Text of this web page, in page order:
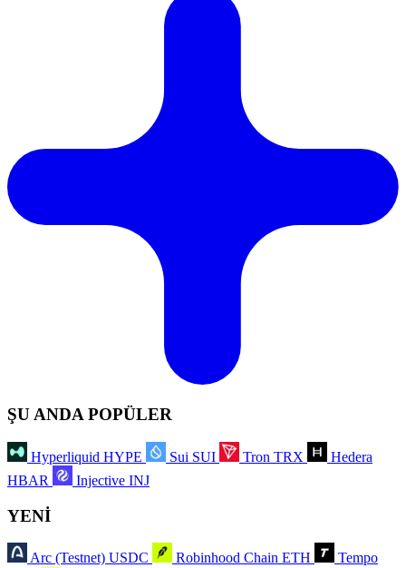
ŞU ANDA POPÜLER
Hyperliquid HYPE Sui SUI Tron TRX
Hedera
HBAR
Injective INJ
YENİ
Arc (Testnet) USDC Robinhood Chain ETH
Tempo